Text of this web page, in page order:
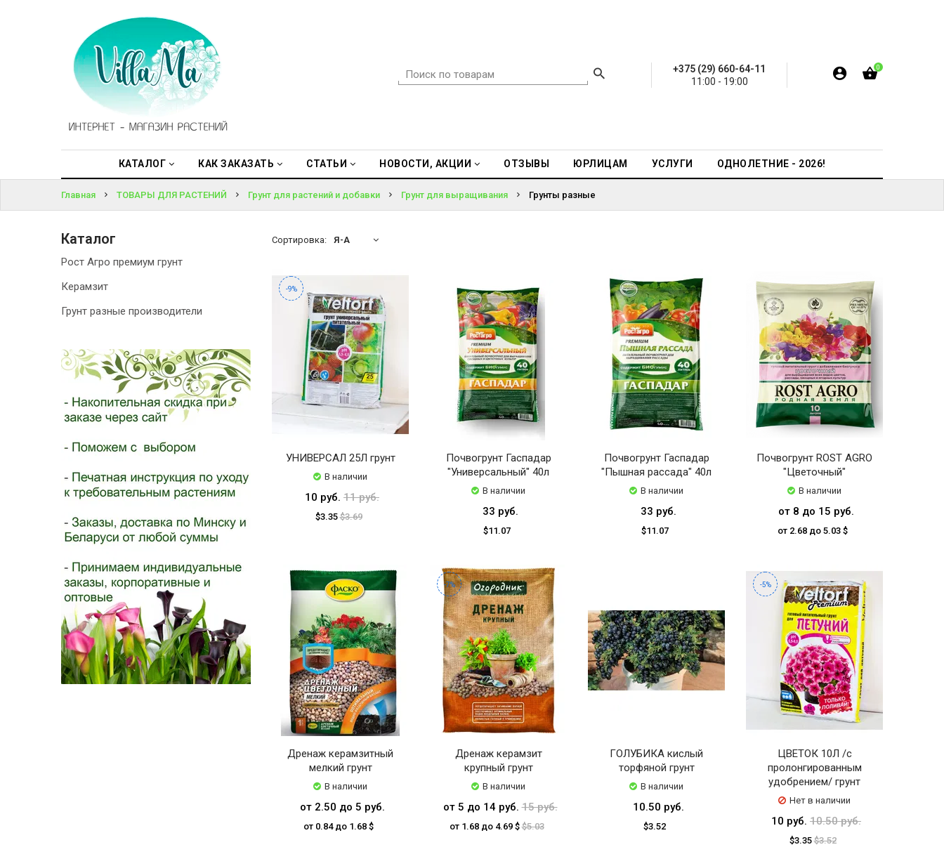
+375 (29) 660-64-11
11:00 - 19:00
0
КАТАЛОГ КАК ЗАКАЗАТЬ СТАТЬИ НОВОСТИ, АКЦИИ ОТЗЫВЫ ЮРЛИЦАМ УСЛУГИ ОДНОЛЕТНИЕ - 2026!
ЮРЛИЦАМ
ВОЙТИ
ПАРОЛЬ?
Главная ТОВАРЫ ДЛЯ РАСТЕНИЙ Грунт для растений и добавки Грунт для выращивания Грунты разные
Каталог
Рост Агро премиум грунт
Керамзит
Грунт разные производители
Сортировка: Я-А
-9%
УНИВЕРСАЛ 25Л грунт
В наличии
10 руб. 11 руб.
$3.35$3.69
Почвогрунт Гаспадар
"Универсальный" 40л
В наличии
33 руб.
$11.07
Почвогрунт Гаспадар
"Пышная рассада" 40л
В наличии
33 руб.
$11.07
Почвогрунт ROST AGRO
"Цветочный"
В наличии
от 8 до 15 руб.
от 2.68 до 5.03 $
Дренаж керамзитный
мелкий грунт
В наличии
от 2.50 до 5 руб.
от 0.84 до 1.68 $
-7%
Дренаж керамзит
крупный грунт
В наличии
от 5 до 14 руб.15 руб.
от 1.68 до 4.69 $$5.03
ГОЛУБИКА кислый
торфяной грунт
В наличии
10.50 руб.
$3.52
-5%
ЦВЕТОК 10Л /с
пролонгированным
удобрением/ грунт
Нет в наличии
10 руб. 10.50 руб.
$3.35$3.52